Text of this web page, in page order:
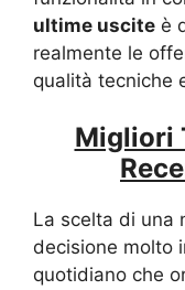
ultime uscite è
realmente le
qualità tecniche
Migliori
La scelta di una
decisione molto
quotidiano che